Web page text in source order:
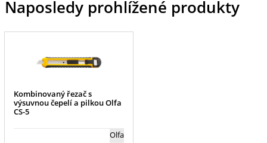
Naposledy prohlížené produkty
Kombinovaný řezač s
výsuvnou čepelí a pilkou Olfa
CS-5
Olfa